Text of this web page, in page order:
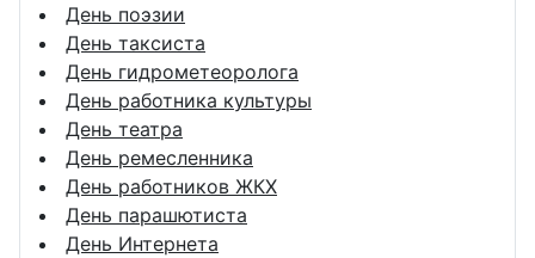
День поэзии
День таксиста
День гидрометеоролога
День работника культуры
День театра
День ремесленника
День работников ЖКХ
День парашютиста
День Интернета